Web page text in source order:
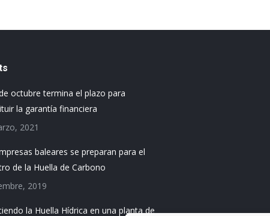
octubre termina el plazo para
la garantía financiera
2021
baleares se preparan para el
de la Huella de Carbono
2019
la Huella Hídrica en una planta de